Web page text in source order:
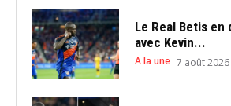
Le Real Betis en
avec Kevin...
A la une 7 août 2026